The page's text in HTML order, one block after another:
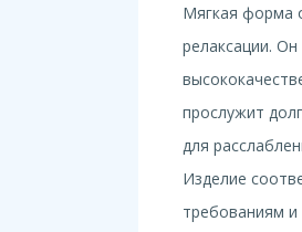
Мягкая форма
релаксации.
прослужит
для
Изделие
требованиям